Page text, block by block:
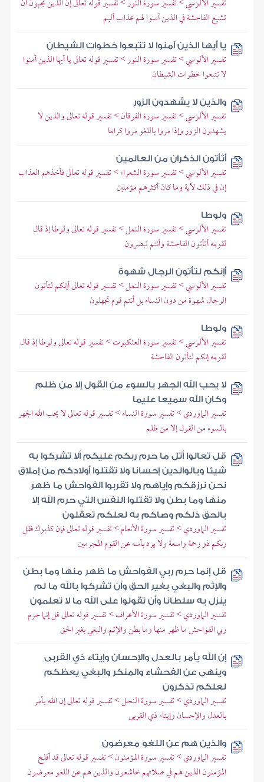
تشيع الفاحشة في الذين آمنوا لهم عذاب أليم
يا أيها الذين آمنوا لا تتبعوا خطوات الشيطان
تفسير الألوسي > تفسير سورة النور > تفسير قوله تعالى يا أيها الذين آمنوا
لا تتبعوا خطوات الشيطان
والذين لا يشهدون الزور
تفسير الألوسي > تفسير سورة الفرقان > تفسير قوله تعالى والذين لا
يشهدون الزور وإذا مروا باللغو مروا كراما
أتأتون الذكران من العالمين
تفسير الألوسي > تفسير سورة الشعراء > تفسير قوله تعالى فأخذهم العذاب
إن في ذلك لآية وما كان أكثرهم مؤمنين
ولوطا
تفسير الألوسي > تفسير سورة النمل > تفسير قوله تعالى ولوطا إذ قال
لقومه أتأتون الفاحشة وأنتم تبصرون
أإنكم لتأتون الرجال شهوة
تفسير الألوسي > تفسير سورة النمل > تفسير قوله تعالى أإنكم لتأتون
الرجال شهوة من دون النساء بل أنتم قوم تجهلون
ولوطا
تفسير الألوسي > تفسير سورة العنكبوت > تفسير قوله تعالى ولوطا إذ قال
لقومه إنكم لتأتون الفاحشة
لا يحب الله الجهر بالسوء من القول إلا من ظلم
وكان الله سميعا عليما
تفسير الماوردي > تفسير سورة النساء > تفسير قوله تعالى لا يحب الله الجهر
بالسوء من القول إلا من ظلم
قل تعالوا أتل ما حرم ربكم عليكم ألا تشركوا به
شيئا وبالوالدين إحسانا ولا تقتلوا أولادكم من إملاق
نحن نرزقكم وإياهم ولا تقربوا الفواحش ما ظهر
منها وما بطن ولا تقتلوا النفس التي حرم الله إلا
بالحق ذلكم وصاكم به لعلكم تعقلون
تفسير الماوردي > تفسير سورة الأنعام > تفسير قوله تعالى فإن كذبوك فقل
ربكم ذو رحمة واسعة ولا يرد بأسه عن القوم المجرمين
قل إنما حرم ربي الفواحش ما ظهر منها وما بطن
والإثم والبغي بغير الحق وأن تشركوا بالله ما لم
ينزل به سلطانا وأن تقولوا على الله ما لا تعلمون
تفسير الماوردي > تفسير سورة الأعراف > تفسير قوله تعالى قل إنما حرم
ربي الفواحش ما ظهر منها وما بطن والإثم والبغي بغير الحق
إن الله يأمر بالعدل والإحسان وإيتاء ذي القربى
وينهى عن الفحشاء والمنكر والبغي يعظكم
لعلكم تذكرون
تفسير الماوردي > تفسير سورة النحل > تفسير قوله تعالى إن الله يأمر
بالعدل والإحسان وإيتاء ذي القربى
والذين هم عن اللغو معرضون
تفسير الماوردي > تفسير سورة المؤمنون > تفسير قوله تعالى قد أفلح
المؤمنون الذين هم في صلاتهم خاشعون والذين هم عن اللغو معرضون